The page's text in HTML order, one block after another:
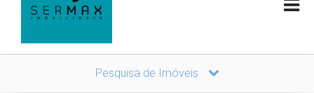
Pesquisa de Imóveis